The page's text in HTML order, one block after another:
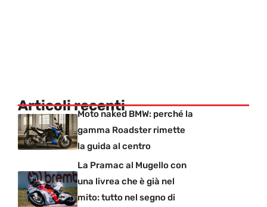
Articoli recentiMoto naked BMW: perché la
gamma Roadster rimette
la guida al centro
La Pramac al Mugello con
una livrea che è già nel
mito: tutto nel segno di